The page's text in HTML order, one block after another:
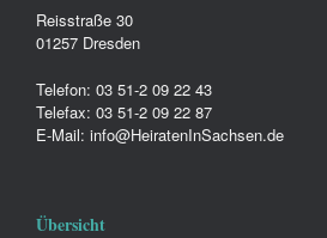
Reisstraße 30
01257 Dresden
Telefon: 03 51-2 09 22 43
Telefax: 03 51-2 09 22 87
E-Mail: info@HeiratenInSachsen.de
Übersicht